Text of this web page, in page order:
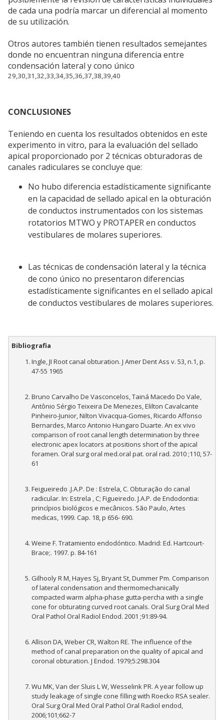
de cada una podría marcar un diferencial al momento
de su utilización.
Otros autores también tienen resultados semejantes
donde no encuentran ninguna diferencia entre
condensación lateral y cono único
29,30,31,32,33,34,35,36,37,38,39,40
CONCLUSIONES
Teniendo en cuenta los resultados obtenidos en este
experimento in vitro, para la evaluación del sellado
apical proporcionado por 2 técnicas obturadoras de
canales radiculares se concluye que:
No hubo diferencia estadísticamente significante
en la capacidad de sellado apical en la obturación
de conductos instrumentados con los sistemas
rotatorios MTWO y PROTAPER en conductos
vestibulares de molares superiores.
Las técnicas de condensación lateral y la técnica
de cono único no presentaron diferencias
estadísticamente significantes en el sellado apical
de conductos vestibulares de molares superiores.
Bibliografia
Ingle, JI Root canal obturation. J Amer Dent Ass v. 53, n.1, p.
47-55 1965
Bruno Carvalho De Vasconcelos, Tainá Macedo Do Vale,
Antônio Sérgio Teixeira De Menezes, Elilton Cavalcante
Pinheiro-Junior, Nilton Vivacqua-Gomes, Ricardo Affonso
Bernardes, Marco Antonio Hungaro Duarte. An ex vivo
comparison of root canal length determination by three
electronic apex locators at positions short of the apical
foramen. Oral surg oral med.oral pat. oral rad. 2010 ;110, 57-
61
Feigueiredo .J.A.P. De : Estrela, C. Obturação do canal
radicular. In: Estrela , C; Figueiredo. J.A.P. de Endodontia:
princípios biológicos e mecânicos. São Paulo, Artes
medicas, 1999. Cap. 18, p 656- 690.
Weine F. Tratamiento endodóntico. Madrid: Ed. Hartcourt-
Brace;. 1997. p. 84-161
Gilhooly R M, Hayes Sj, Bryant St, Dummer Pm. Comparison
of lateral condensation and thermomechanically
compacted warm alpha-phase gutta-percha with a single
cone for obturating curved root canals. Oral Surg Oral Med
Oral Pathol Oral Radiol Endod. 2001 ;91:89-94.
Allison DA, Weber CR, Walton RE. The influence of the
method of canal preparation on the quality of apical and
coronal obturation. J Endod. 1979;5:298.304
Wu MK, Van der Sluis L W, Wesselink PR. A year follow up
study leakage of single cone filling with Roecko RSA sealer.
Oral Surg Oral Med Oral Pathol Oral Radiol endod,
2006;101;662-7